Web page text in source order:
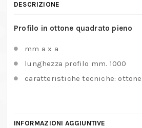
quantità
DESCRIZIONE
Profilo in ottone quadrato pieno
mm a x a
lunghezza profilo mm. 1000
caratteristiche tecniche:
INFORMAZIONI AGGIUNTIVE